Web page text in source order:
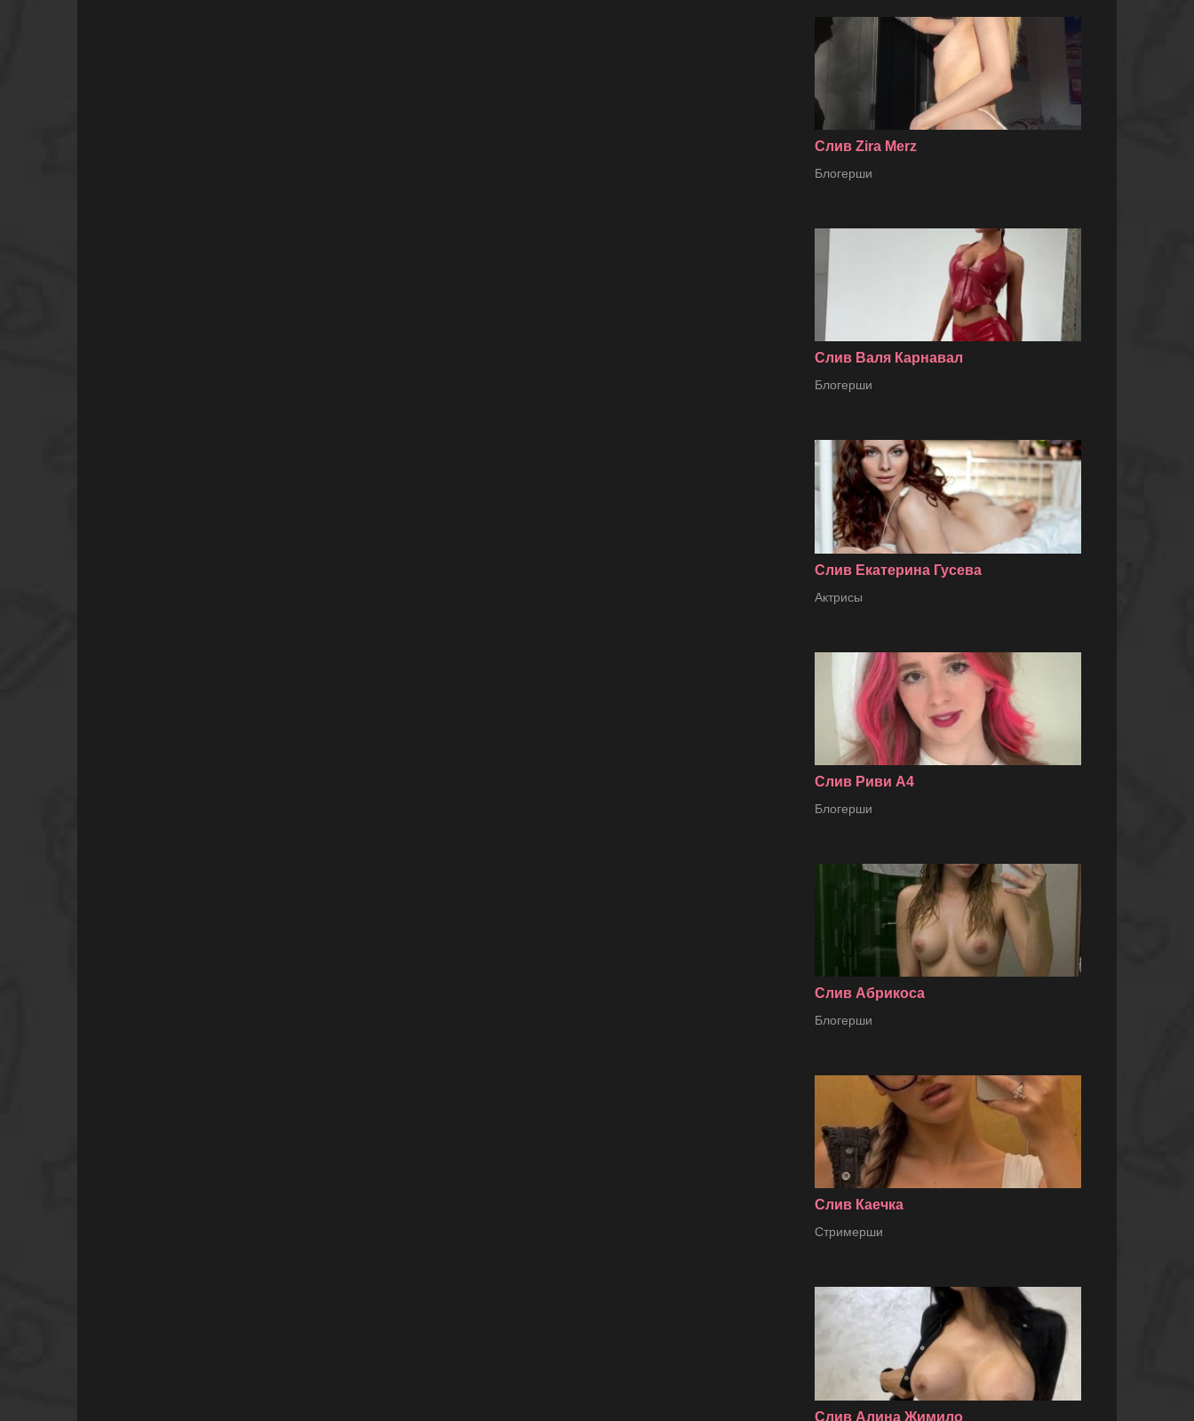
Слив Zira Merz
Блогерши
Слив Валя Карнавал
Блогерши
Слив Екатерина Гусева
Актрисы
Слив Риви А4
Блогерши
Слив Абрикоса
Блогерши
Слив Каечка
Стримерши
Слив Алина Жимило